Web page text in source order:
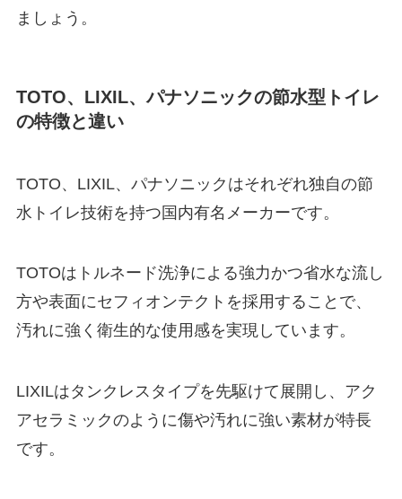
ましょう。
TOTO、LIXIL、パナソニックの節水型トイレ
の特徴と違い
TOTO、LIXIL、パナソニックはそれぞれ独自の節
水トイレ技術を持つ国内有名メーカーです。
TOTOはトルネード洗浄による強力かつ省水な流し
方や表面にセフィオンテクトを採用することで、
汚れに強く衛生的な使用感を実現しています。
LIXILはタンクレスタイプを先駆けて展開し、アク
アセラミックのように傷や汚れに強い素材が特長
です。